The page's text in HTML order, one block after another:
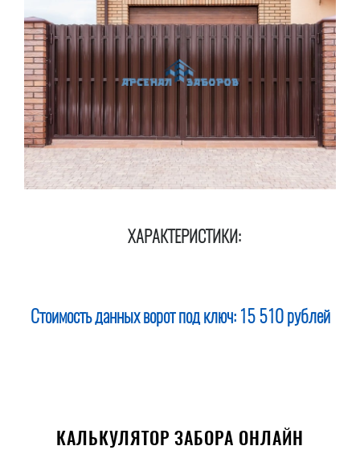
ХАРАКТЕРИСТИКИ:
Стоимость данных ворот под ключ: 15 510 рублей
КАЛЬКУЛЯТОР ЗАБОРА ОНЛАЙН